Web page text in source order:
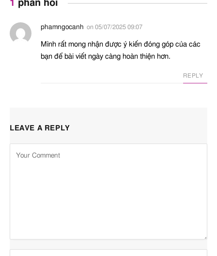
1 phản hồi
phamngocanh on 05/07/2025 09:07
Mình rất mong nhận được ý kiến đóng góp của các
bạn để bài viết ngày càng hoàn thiện hơn.
REPLY
LEAVE A REPLY